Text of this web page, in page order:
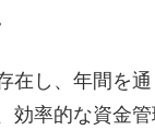
し、年間を
率的な資金